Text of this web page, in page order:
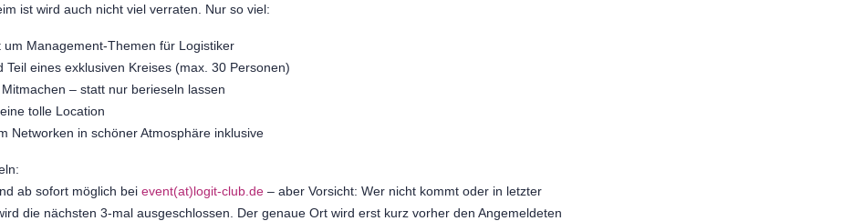
ist wird auch nicht viel verraten. Nur so viel:
Themen für Logistiker
exklusiven Kreises (max. 30 Personen)
– statt nur berieseln lassen
tolle Location
in schöner Atmosphäre inklusive
ab sofort möglich bei event(at)logit-club.de – aber Vorsicht: Wer nicht kommt oder in letzter
die nächsten 3-mal ausgeschlossen. Der genaue Ort wird erst kurz vorher den Angemeldeten